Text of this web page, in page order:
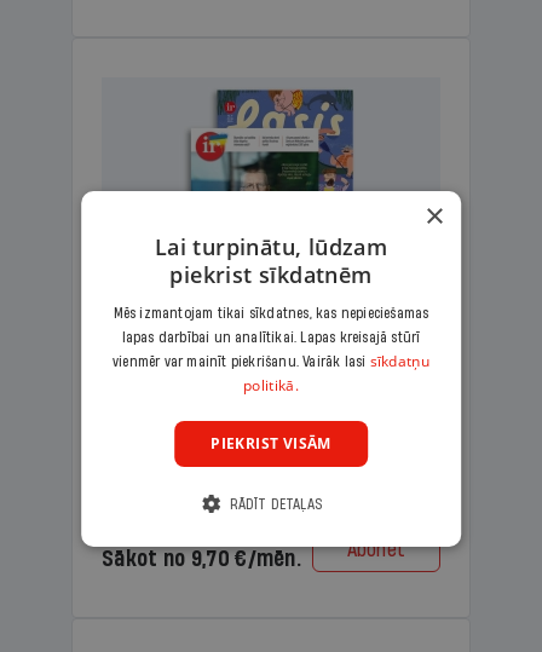
KOMPLEKTS IR + LASIS
Ģimenes komplekts – aizraujošs
lasāmžurnāls bērniem un analītiska
lasāmviela vecākiem.
Sākot no 9,70 €/mēn. Abonēt
×
Lai turpinātu, lūdzam
piekrist sīkdatnēm
Mēs izmantojam tikai sīkdatnes, kas nepieciešamas
lapas darbībai un analītikai. Lapas kreisajā stūrī
vienmēr var mainīt piekrišanu. Vairāk lasi sīkdatņu
politikā.
PIEKRIST VISĀM
RĀDĪT DETAĻAS